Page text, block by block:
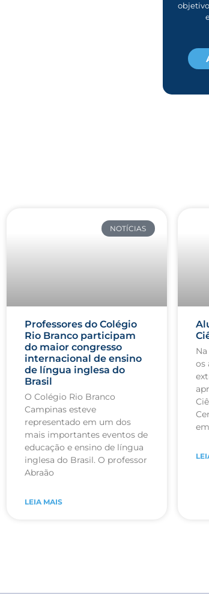
NOTÍCIAS
Professores do Colégio
Rio Branco participam
do maior congresso
internacional de ensino
de língua inglesa do
Brasil
O Colégio Rio Branco
Campinas esteve
representado em um dos
mais importantes eventos de
educação e ensino de língua
inglesa do Brasil. O professor
Abraão
LEIA MAIS
os